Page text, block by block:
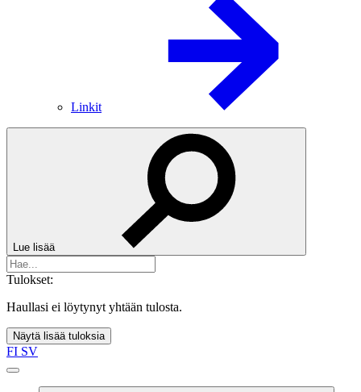
Linkit
Lue lisää
Tulokset:
Haullasi ei löytynyt yhtään tulosta.
Näytä lisää tuloksia
FI SV